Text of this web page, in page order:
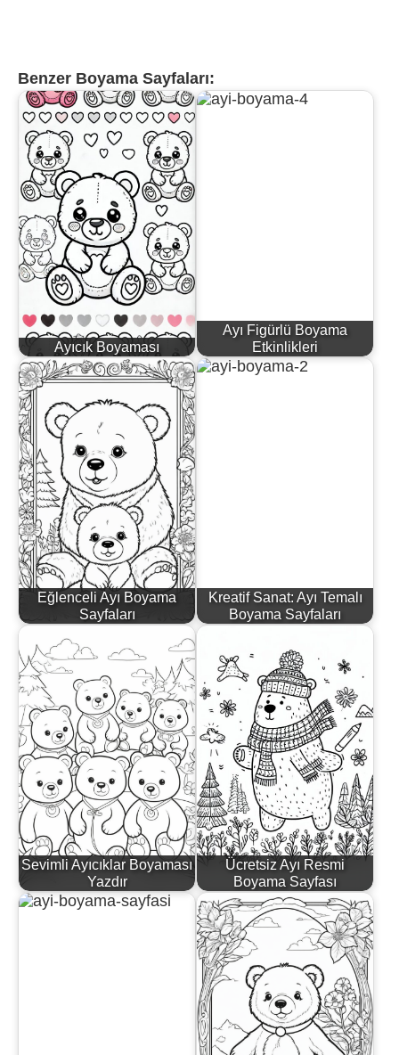
Benzer Boyama Sayfaları:
Ayıcık Boyaması
Ayı Figürlü Boyama
Etkinlikleri
Eğlenceli Ayı Boyama
Sayfaları
Kreatif Sanat: Ayı Temalı
Boyama Sayfaları
Sevimli Ayıcıklar Boyaması
Yazdır
Ücretsiz Ayı Resmi
Boyama Sayfası